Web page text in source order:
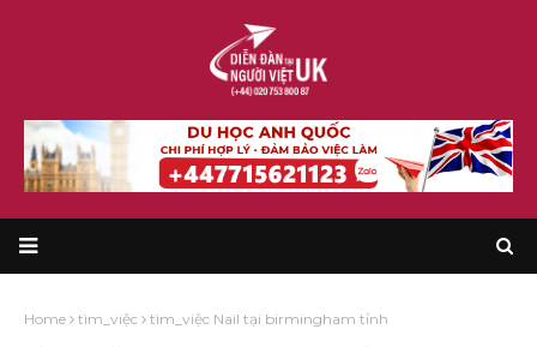
Home tìm_việc tìm_việc Nail tại birmingham tỉnh